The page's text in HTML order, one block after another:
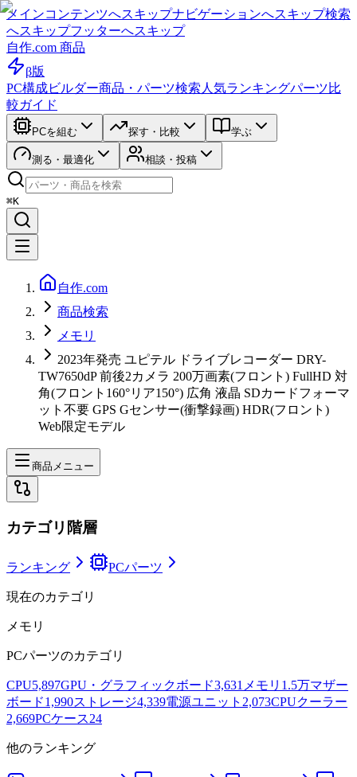
メインコンテンツへスキップナビゲーションへスキップ検索
へスキップフッターへスキップ
自作.com 商品
β版
PC構成ビルダー商品・パーツ検索 人気ランキングパーツ比
較ガイド
PCを組む 探す・比較 学ぶ
測る・最適化 相談・投稿
⌘K
自作.com
商品検索
メモリ
2023年発売 ユピテル ドライブレコーダー DRY-
TW7650dP 前後2カメラ 200万画素(フロント) FullHD 対
角(フロント160°リア150°) 広角 液晶 SDカードフォーマ
ット不要 GPS Gセンサー(衝撃録画) HDR(フロント)
Web限定モデル
商品メニュー
カテゴリ階層
ランキング PCパーツ
現在のカテゴリ
メモリ
PCパーツのカテゴリ
CPU5,897GPU・グラフィックボード3,631メモリ 1.5万マザー
ボード1,990ストレージ4,339電源ユニット 2,073CPUクーラー
2,669PCケース24
他のランキング